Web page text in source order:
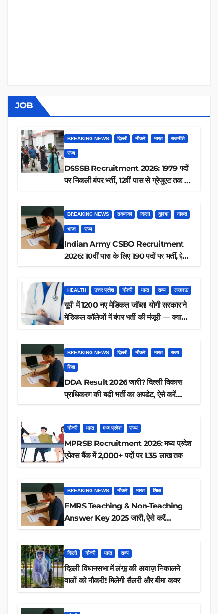
JOB
BREAKING NEWS दिल्ली नौकरी भारत राजनीति
राज्य
DSSSB Recruitment 2026: 1979 पदों
पर निकली बंपर भर्ती, 12वीं पास से ग्रेजुएट तक करें
BREAKING NEWS तकनीकी दिल्ली दुनिया नौकरी
भारत राज्य
Indian Army CSBO Recruitment
2026: 10वीं पास के लिए 190 पदों पर भर्ती, ऐसे
HEALTH उत्तर प्रदेश नौकरी भारत राज्य लखनऊ
यूपी में 1200 नए मेडिकल जॉब्स! योगी सरकार ने
मेडिकल कॉलेजों में बंपर भर्ती की मंजूरी — क्या
BREAKING NEWS दिल्ली नौकरी भारत राज्य
शिक्षा
DDA Result 2026 जारी? दिल्ली विकास
प्राधिकरण की बड़ी भर्ती का अपडेट, ऐसे करें
नौकरी भारत मध्य प्रदेश राज्य
MPRSB Recruitment 2026: मध्य प्रदेश
एपेक्स बैंक में 2,000+ पदों पर 1.35 लाख तक
BREAKING NEWS नौकरी भारत शिक्षा
EMRS Teaching & Non-Teaching
Answer Key 2025 जारी, ऐसे करें
दिल्ली नौकरी भारत राज्य
दिल्ली विधानसभा में लंगूर की आवाज़ निकालने
वालों को नौकरी! मिलेगी सैलरी और बीमा कवर